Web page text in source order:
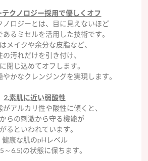
テクノロジー採用で優しくオフ
ノロジーとは、目に見えないほど
るミセルを活用した技術です。
メイクや余分な皮脂など、
の汚れだけを引き付け、
閉じ込めてオフします。
かなクレンジングを実現します。
2.素肌に近い弱酸性
がアルカリ性や酸性に傾くと、
らの刺激から守る機能が
るといわれています。
健康な肌のpHレベル
～6.5)の状態に保ちます。